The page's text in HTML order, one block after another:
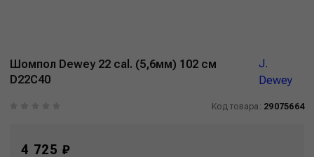
Шомпол Dewey 22 cal. (5,6мм) 102 см
D22C40
J.
Dewey
Код товара: 29075664
4 725 ₽